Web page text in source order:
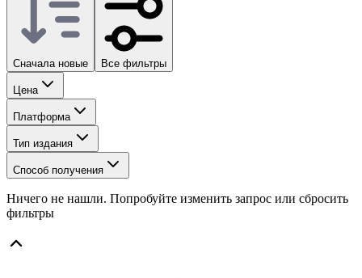
Сначала новые Все фильтры
Цена
Платформа
Тип издания
Способ получения
Ничего не нашли. Попробуйте изменить запрос или сбросить
фильтры